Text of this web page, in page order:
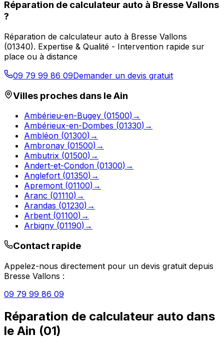
Réparation de calculateur auto à Bresse Vallons
?
Réparation de calculateur auto à Bresse Vallons
(01340). Expertise & Qualité - Intervention rapide sur
place ou à distance
09 79 99 86 09Demander un devis gratuit
Villes proches dans leAin
Ambérieu-en-Bugey (01500) →
Ambérieux-en-Dombes (01330) →
Ambléon (01300) →
Ambronay (01500) →
Ambutrix (01500) →
Andert-et-Condon (01300) →
Anglefort (01350) →
Apremont (01100) →
Aranc (01110) →
Arandas (01230) →
Arbent (01100) →
Arbigny (01190) →
Contact rapide
Appelez-nous directement pour un devis gratuit depuis
Bresse Vallons :
09 79 99 86 09
Réparation de calculateur auto dans
le Ain (01)